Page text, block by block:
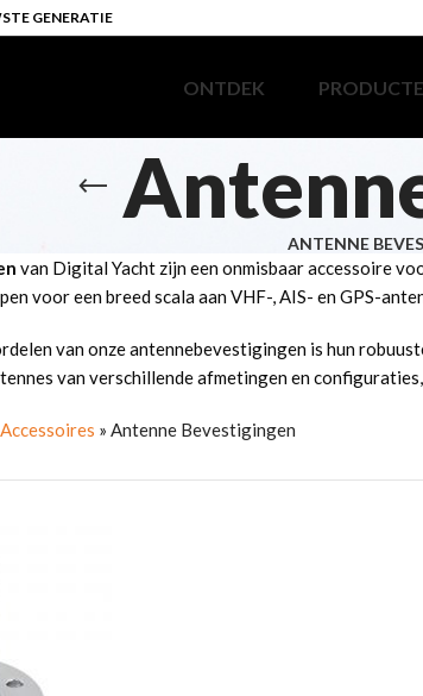
GENERATIE
ONTDEK
ANTENNE
van Digital Yacht zijn een onmisbaar accessoire
voor een breed scala aan VHF-, AIS- en GPS-
van onze antennebevestigingen is hun
van verschillende afmetingen en
» Antenne Bevestigingen